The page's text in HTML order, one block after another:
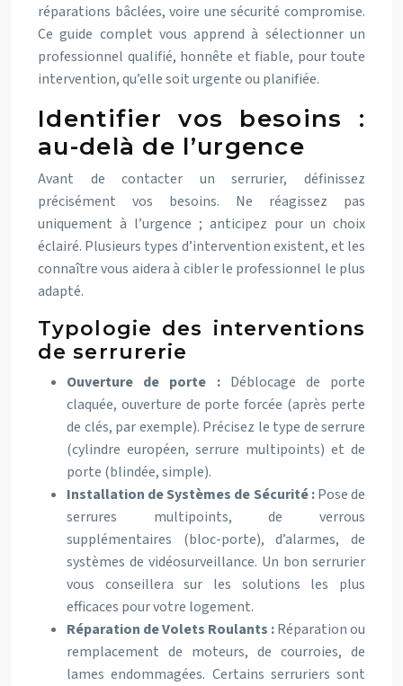
réparations bâclées, voire une sécurité compromise.
Ce guide complet vous apprend à sélectionner un
professionnel qualifié, honnête et fiable, pour toute
intervention, qu’elle soit urgente ou planifiée.
Identifier vos besoins :
au-delà de l’urgence
Avant de contacter un serrurier, définissez
précisément vos besoins. Ne réagissez pas
uniquement à l’urgence ; anticipez pour un choix
éclairé. Plusieurs types d’intervention existent, et les
connaître vous aidera à cibler le professionnel le plus
adapté.
Typologie des interventions
de serrurerie
Ouverture de porte : Déblocage de porte
claquée, ouverture de porte forcée (après perte
de clés, par exemple). Précisez le type de serrure
(cylindre européen, serrure multipoints) et de
porte (blindée, simple).
Installation de Systèmes de Sécurité :Pose de
serrures multipoints, de verrous
supplémentaires (bloc-porte), d’alarmes, de
systèmes de vidéosurveillance. Un bon serrurier
vous conseillera sur les solutions les plus
efficaces pour votre logement.
Réparation de Volets Roulants :Réparation ou
remplacement de moteurs, de courroies, de
lames endommagées. Certains serruriers sont